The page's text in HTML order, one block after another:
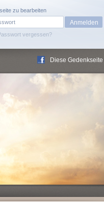
vergessen?
zu bearbeiten
Diese